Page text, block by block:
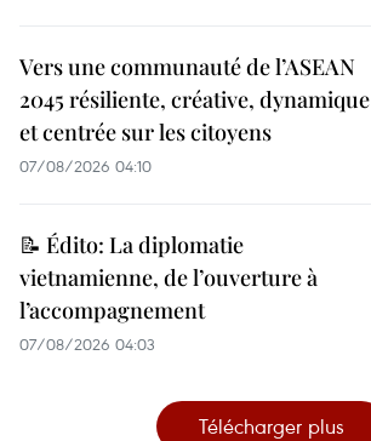
Vers une communauté de l’ASEAN
2045 résiliente, créative, dynamique
et centrée sur les citoyens
07/08/2026 04:10
📝 Édito: La diplomatie
vietnamienne, de l’ouverture à
l’accompagnement
07/08/2026 04:03
Télécharger plus